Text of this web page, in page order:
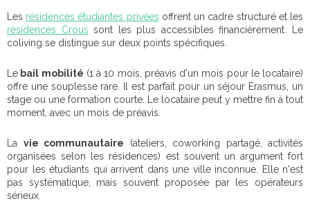
Les résidences étudiantes privées offrent un cadre structuré et les
résidences Crous sont les plus accessibles financièrement. Le
coliving se distingue sur deux points spécifiques.
Le bail mobilité (1 à 10 mois, préavis d'un mois pour le locataire)
offre une souplesse rare. Il est parfait pour un séjour Erasmus, un
stage ou une formation courte. Le locataire peut y mettre fin à tout
moment, avec un mois de préavis.
La vie communautaire (ateliers, coworking partagé, activités
organisées selon les résidences) est souvent un argument fort
pour les étudiants qui arrivent dans une ville inconnue. Elle n'est
pas systématique, mais souvent proposée par les opérateurs
sérieux.